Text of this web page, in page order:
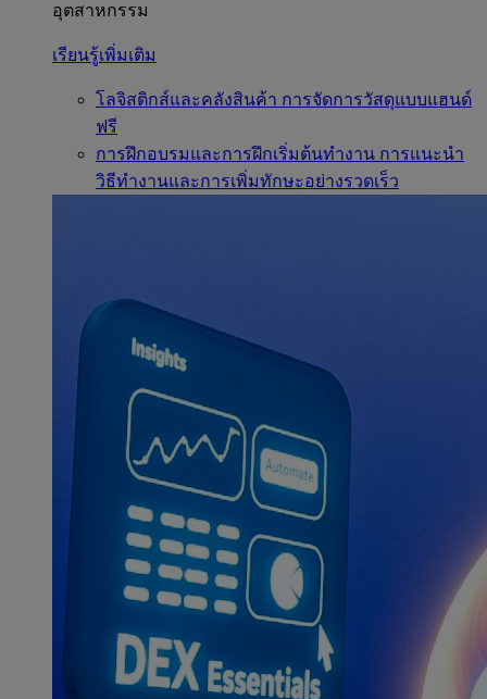
อุตสาหกรรม
เรียนรู้เพิ่มเติม
โลจิสติกส์และคลังสินค้า การจัดการวัสดุแบบแฮนด์
ฟรี
การฝึกอบรมและการฝึกเริ่มต้นทำงาน การแนะนำ
วิธีทำงานและการเพิ่มทักษะอย่างรวดเร็ว